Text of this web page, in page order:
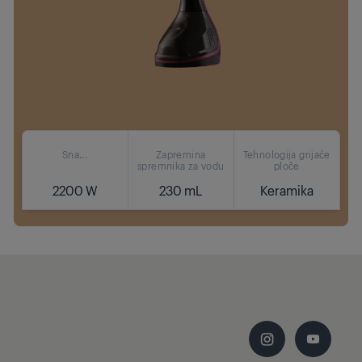
Sna...
2200 W
Zapremina
spremnika za vodu
230 mL
Tehnologija grijaće
ploče
Keramika